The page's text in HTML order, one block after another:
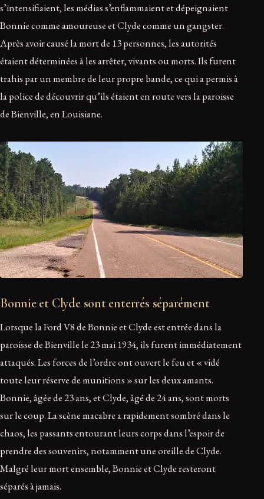
s’intensifiaient, les médias s’enflammaient et dépeignaient
Bonnie comme amoureuse et Clyde comme un gangster.
Après avoir causé la mort de 13 personnes, les autorités
étaient déterminées à les arrêter, vivants ou morts. Ils furent
trahis par un membre de leur propre bande, ce qui a permis à
la police de découvrir qu’ils étaient en route vers la paroisse
de Bienville, en Louisiane.
Bonnie et Clyde sont enterrés séparément
Lorsque la Ford V8 de Bonnie et Clyde est entrée dans la
paroisse de Bienville le 23 mai 1934, ils furent immédiatement
attaqués. Les forces de l’ordre ont ouvert le feu et « vidé
toute leur réserve de munitions » sur les deux amants.
Bonnie, âgée de 23 ans, et Clyde, âgé de 24 ans, sont morts
sur le coup. La scène macabre a rapidement sombré dans le
chaos, les passants entourant leurs corps dans l’espoir de
prendre des souvenirs, notamment une oreille de Clyde.
Malgré leur mort ensemble, Bonnie et Clyde resteront
séparés à jamais.